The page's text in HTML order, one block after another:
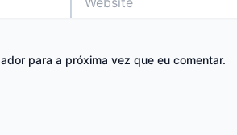
para a próxima vez que eu comentar.